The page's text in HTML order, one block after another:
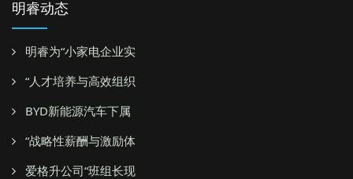
明睿动态
明睿为“小家电企业实
“人才培养与高效组织
BYD新能源汽车下属
“战略性薪酬与激励体
爱格升公司“班组长现